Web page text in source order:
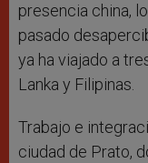
presencia china,
pasado
ya ha viajado a
Lanka y Filipinas.
Trabajo e
ciudad de Prato,